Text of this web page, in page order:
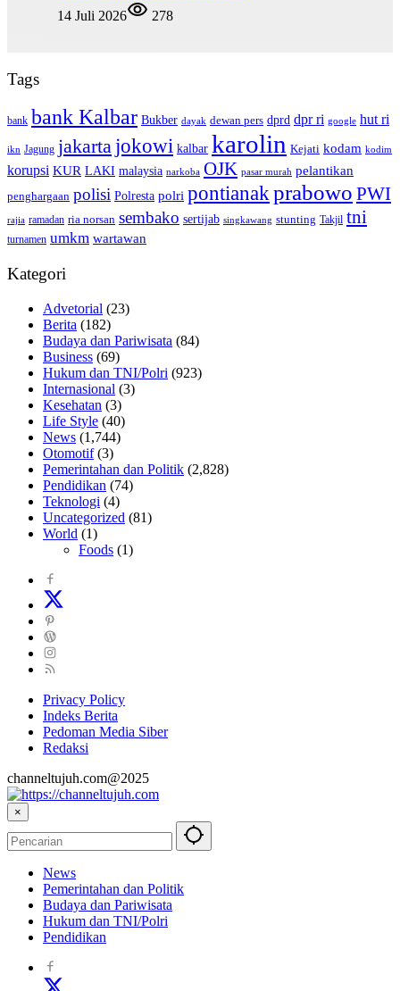
14 Juli 2026
278
Tags
bank bank Kalbar Bukber dayak dewan pers dprd dpr ri google hut ri
ikn Jagung jakarta jokowi kalbar karolin Kejati kodam kodim
korupsi KUR LAKI malaysia narkoba OJK pasar murah pelantikan
penghargaan polisi Polresta polri pontianakprabowo PWI
rajia ramadan ria norsan sembako sertijab singkawang stunting Takjil tni
turnamen umkm wartawan
Kategori
Advetorial (23)
Berita (182)
Budaya dan Pariwisata (84)
Business (69)
Hukum dan TNI/Polri (923)
Internasional (3)
Kesehatan (3)
Life Style (40)
News (1,744)
Otomotif(3)
Pemerintahan dan Politik (2,828)
Pendidikan (74)
Teknologi (4)
Uncategorized (81)
World (1)
Foods (1)
Privacy Policy
Indeks Berita
Pedoman Media Siber
Redaksi
channeltujuh.com@2025
×
News
Pemerintahan dan Politik
Budaya dan Pariwisata
Hukum dan TNI/Polri
Pendidikan